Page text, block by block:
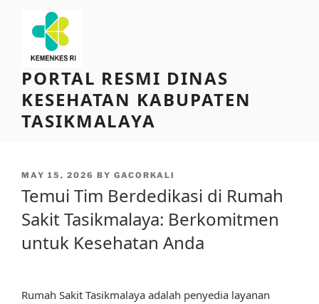
content
PORTAL RESMI DINAS
KESEHATAN KABUPATEN
TASIKMALAYA
POSTED
MAY 15, 2026 BY GACORKALI
Temui Tim Berdedikasi di Rumah
Sakit Tasikmalaya: Berkomitmen
untuk Kesehatan Anda
Rumah Sakit Tasikmalaya adalah penyedia layanan